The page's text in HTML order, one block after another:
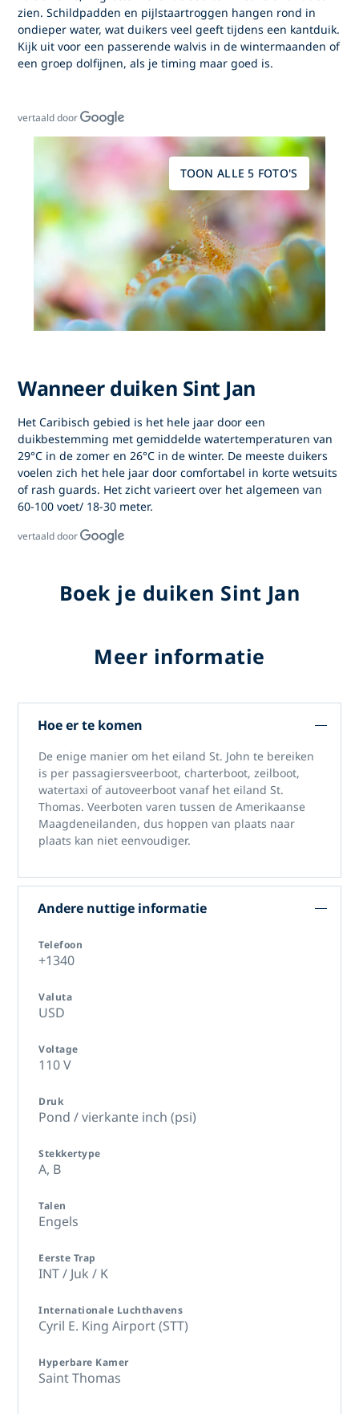
zien. Schildpadden en pijlstaartroggen hangen rond in
ondieper water, wat duikers veel geeft tijdens een kantduik.
Kijk uit voor een passerende walvis in de wintermaanden of
een groep dolfijnen, als je timing maar goed is.
vertaald door
TOON ALLE 5 FOTO'S
Wanneer duiken Sint Jan
Het Caribisch gebied is het hele jaar door een
duikbestemming met gemiddelde watertemperaturen van
29°C in de zomer en 26°C in de winter. De meeste duikers
voelen zich het hele jaar door comfortabel in korte wetsuits
of rash guards. Het zicht varieert over het algemeen van
60-100 voet/ 18-30 meter.
vertaald door
Boek je duiken Sint Jan
Meer informatie
Hoe er te komen
De enige manier om het eiland St. John te bereiken
is per passagiersveerboot, charterboot, zeilboot,
watertaxi of autoveerboot vanaf het eiland St.
Thomas. Veerboten varen tussen de Amerikaanse
Maagdeneilanden, dus hoppen van plaats naar
plaats kan niet eenvoudiger.
Andere nuttige informatie
Telefoon
+1340
Valuta
USD
Voltage
110 V
Druk
Pond / vierkante inch (psi)
Stekkertype
A, B
Talen
Engels
Eerste Trap
INT / Juk / K
Internationale Luchthavens
Cyril E. King Airport (STT)
Hyperbare Kamer
Saint Thomas